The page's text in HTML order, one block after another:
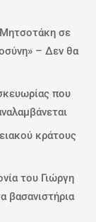
σε
– Δεν θα
που
κράτους
του Γιώργη
βασανιστήρια